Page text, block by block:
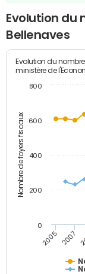
Evolution du
Bellenaves
Nombre de foyers fiscaux
Evolution du
ministère de
2005 2007
0
200
400
600
800